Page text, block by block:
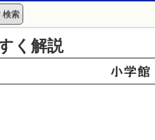
検索
く解説